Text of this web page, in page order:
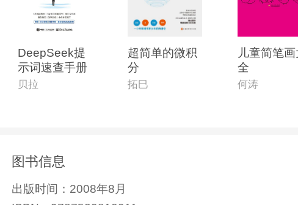
DeepSeek提
示词速查手册
贝拉
超简单的微积
分
拓巳
儿童简笔画
全
何涛
图书信息
出版时间： 2008年8月